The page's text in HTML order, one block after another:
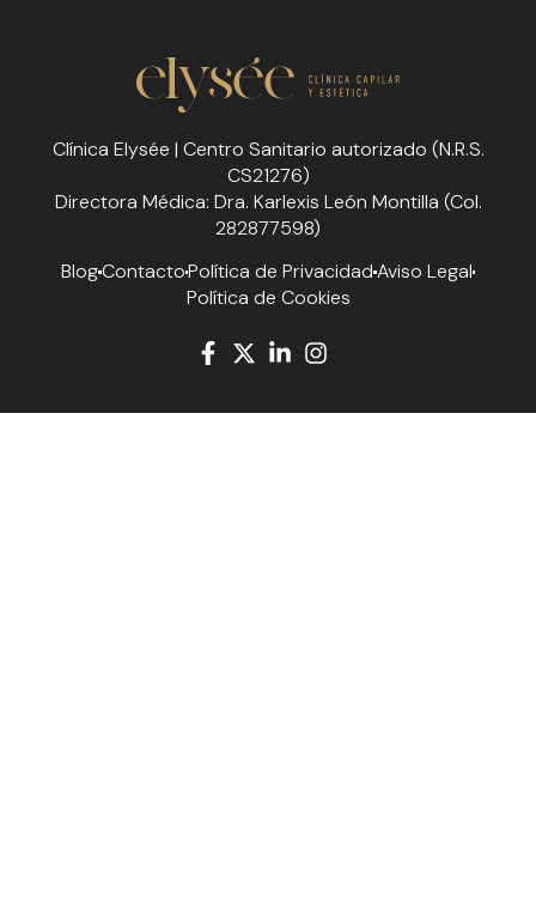
Clínica Elysée | Centro Sanitario autorizado (N.R.S.
CS21276)
Directora Médica: Dra. Karlexis León Montilla (Col.
282877598)
BlogContactoPolítica de PrivacidadAviso Legal
Política de Cookies